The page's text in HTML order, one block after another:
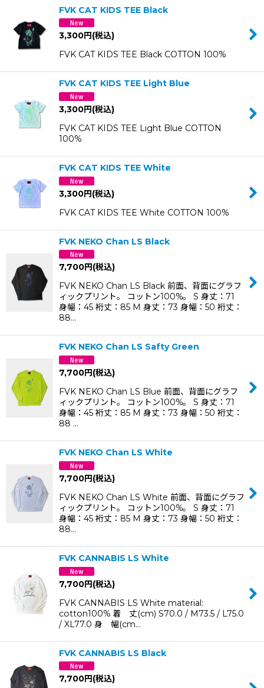
FVK CAT KIDS TEE Black
3,300円(税込)
FVK CAT KIDS TEE Black COTTON 100%
FVK CAT KIDS TEE Light Blue
3,300円(税込)
FVK CAT KIDS TEE Light Blue COTTON
100%
FVK CAT KIDS TEE White
3,300円(税込)
FVK CAT KIDS TEE White COTTON 100%
FVK NEKO Chan LS Black
7,700円(税込)
FVK NEKO Chan LS Black 前面、背面にグラフ
ィックプリント。 コットン100%。 S 身丈：71
身幅：45 裄丈：85 M 身丈：73 身幅：50 裄丈：
88…
FVK NEKO Chan LS Safty Green
7,700円(税込)
FVK NEKO Chan LS Blue 前面、背面にグラフ
ィックプリント。 コットン100%。 S 身丈：71
身幅：45 裄丈：85 M 身丈：73 身幅：50 裄丈：
88 …
FVK NEKO Chan LS White
7,700円(税込)
FVK NEKO Chan LS White 前面、背面にグラフ
ィックプリント。 コットン100%。 S 身丈：71
身幅：45 裄丈：85 M 身丈：73 身幅：50 裄丈：
88…
FVK CANNABIS LS White
7,700円(税込)
FVK CANNABIS LS White material:
cotton100% 着 丈(cm) S70.0 / M73.5 / L75.0
/ XL77.0 身 幅(cm…
FVK CANNABIS LS Black
7,700円(税込)